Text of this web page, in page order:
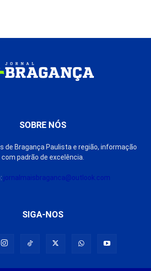
SOBRE NÓS
de Bragança Paulista e região, informação
com padrão de excelência.
jornalmaisbraganca@outlook.com
SIGA-NOS